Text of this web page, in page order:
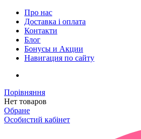
Про нас
Доставка і оплата
Контакти
Блог
Бонусы и Акции
Навигация по сайту
Порівняння
Нет товаров
Обране
Особистий кабінет